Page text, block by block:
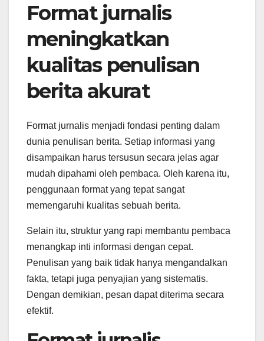
Format jurnalis
meningkatkan
kualitas penulisan
berita akurat
Format jurnalis menjadi fondasi penting dalam
dunia penulisan berita. Setiap informasi yang
disampaikan harus tersusun secara jelas agar
mudah dipahami oleh pembaca. Oleh karena itu,
penggunaan format yang tepat sangat
memengaruhi kualitas sebuah berita.
Selain itu, struktur yang rapi membantu pembaca
menangkap inti informasi dengan cepat.
Penulisan yang baik tidak hanya mengandalkan
fakta, tetapi juga penyajian yang sistematis.
Dengan demikian, pesan dapat diterima secara
efektif.